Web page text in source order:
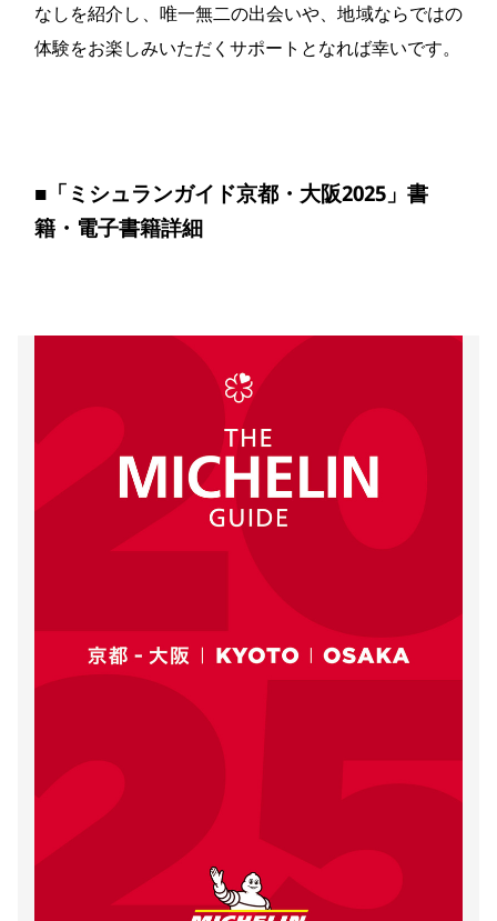
なしを紹介し、唯一無二の出会いや、地域ならではの
体験をお楽しみいただくサポートとなれば幸いです。
■ 「ミシュランガイド京都・大阪2025」書
籍・電子書籍詳細